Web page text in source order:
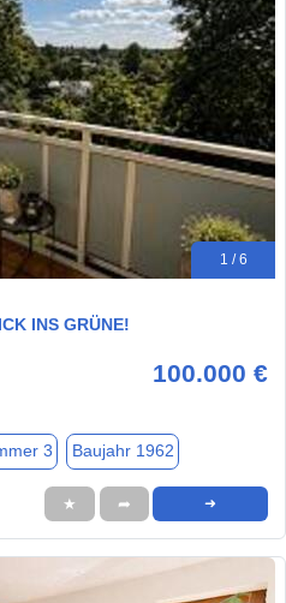
1 / 6
INS GRÜNE!
100.000 €
3 Baujahr 1962
★ ➦ ➜